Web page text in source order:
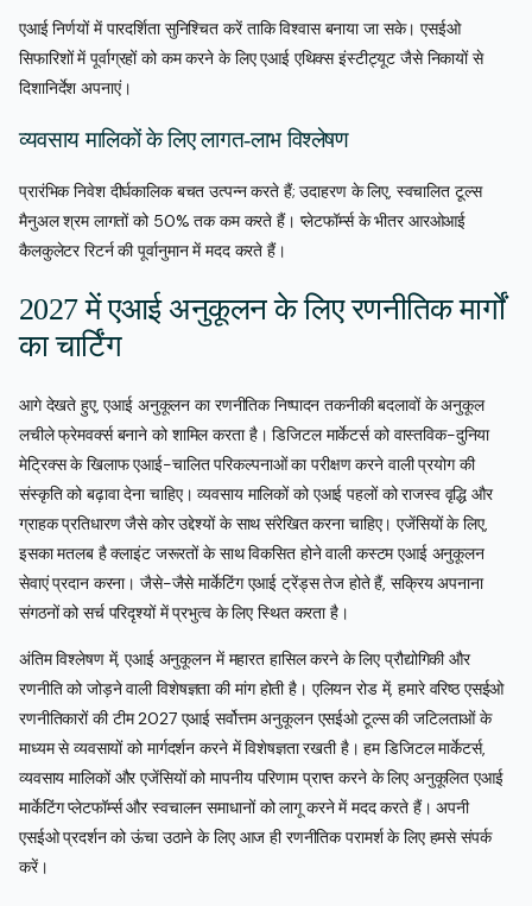
एआई निर्णयों में पारदर्शिता सुनिश्चित करें ताकि विश्वास बनाया जा सके। एसईओ
सिफारिशों में पूर्वाग्रहों को कम करने के लिए एआई एथिक्स इंस्टीट्यूट जैसे निकायों से
दिशानिर्देश अपनाएं।
व्यवसाय मालिकों के लिए लागत-लाभ विश्लेषण
प्रारंभिक निवेश दीर्घकालिक बचत उत्पन्न करते हैं; उदाहरण के लिए, स्वचालित टूल्स
मैनुअल श्रम लागतों को 50% तक कम करते हैं। प्लेटफॉर्म्स के भीतर आरओआई
कैलकुलेटर रिटर्न की पूर्वानुमान में मदद करते हैं।
2027 में एआई अनुकूलन के लिए रणनीतिक मार्गों
का चार्टिंग
आगे देखते हुए, एआई अनुकूलन का रणनीतिक निष्पादन तकनीकी बदलावों के अनुकूल
लचीले फ्रेमवर्क्स बनाने को शामिल करता है। डिजिटल मार्केटर्स को वास्तविक-दुनिया
मेट्रिक्स के खिलाफ एआई-चालित परिकल्पनाओं का परीक्षण करने वाली प्रयोग की
संस्कृति को बढ़ावा देना चाहिए। व्यवसाय मालिकों को एआई पहलों को राजस्व वृद्धि और
ग्राहक प्रतिधारण जैसे कोर उद्देश्यों के साथ संरेखित करना चाहिए। एजेंसियों के लिए,
इसका मतलब है क्लाइंट जरूरतों के साथ विकसित होने वाली कस्टम एआई अनुकूलन
सेवाएं प्रदान करना। जैसे-जैसे मार्केटिंग एआई ट्रेंड्स तेज होते हैं, सक्रिय अपनाना
संगठनों को सर्च परिदृश्यों में प्रभुत्व के लिए स्थित करता है।
अंतिम विश्लेषण में, एआई अनुकूलन में महारत हासिल करने के लिए प्रौद्योगिकी और
रणनीति को जोड़ने वाली विशेषज्ञता की मांग होती है। एलियन रोड में, हमारे वरिष्ठ एसईओ
रणनीतिकारों की टीम 2027 एआई सर्वोत्तम अनुकूलन एसईओ टूल्स की जटिलताओं के
माध्यम से व्यवसायों को मार्गदर्शन करने में विशेषज्ञता रखती है। हम डिजिटल मार्केटर्स,
व्यवसाय मालिकों और एजेंसियों को मापनीय परिणाम प्राप्त करने के लिए अनुकूलित एआई
मार्केटिंग प्लेटफॉर्म्स और स्वचालन समाधानों को लागू करने में मदद करते हैं। अपनी
एसईओ प्रदर्शन को ऊंचा उठाने के लिए आज ही रणनीतिक परामर्श के लिए हमसे संपर्क
करें।